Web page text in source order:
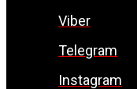
Viber
Telegram
Instagram